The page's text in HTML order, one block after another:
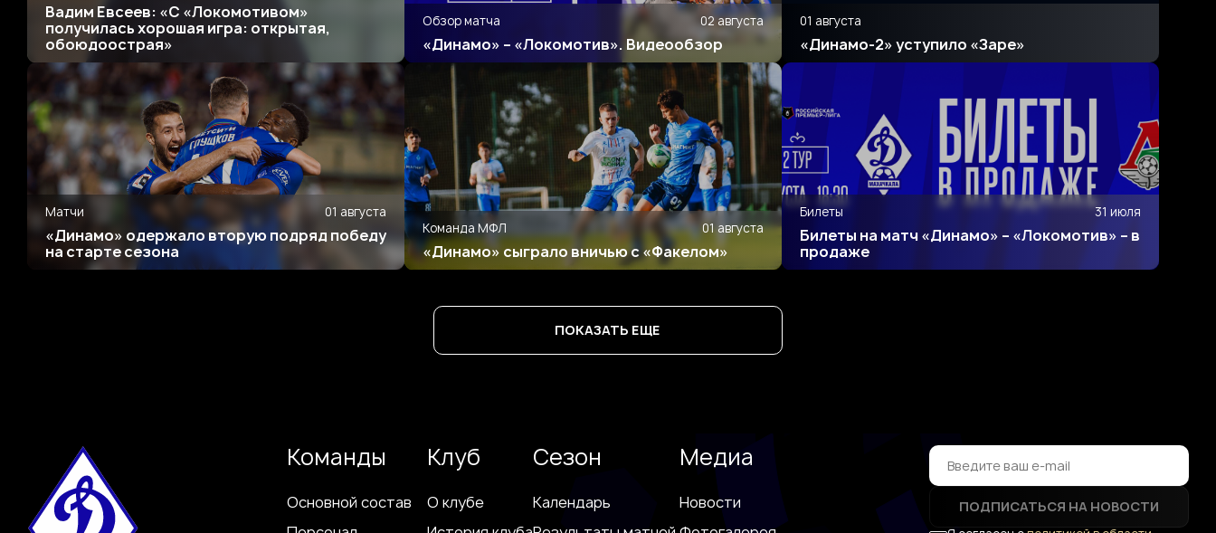
Вадим Евсеев: «С «Локомотивом»
получилась хорошая игра: открытая,
обоюдоострая»
Обзор матча 02 августа
«Динамо» – «Локомотив». Видеообзор
01 августа
«Динамо-2» уступило «Заре»
Матчи 01 августа
«Динамо» одержало вторую подряд победу
на старте сезона
Команда МФЛ 01 августа
«Динамо» сыграло вничью с «Факелом»
Билеты 31 июля
Билеты на матч «Динамо» – «Локомотив» – в
продаже
ПОКАЗАТЬ ЕЩЕ
Команды
Основной состав
Клуб
О клубе
Сезон
Календарь
Медиа
Новости
ПОДПИСАТЬСЯ НА НОВОСТИ